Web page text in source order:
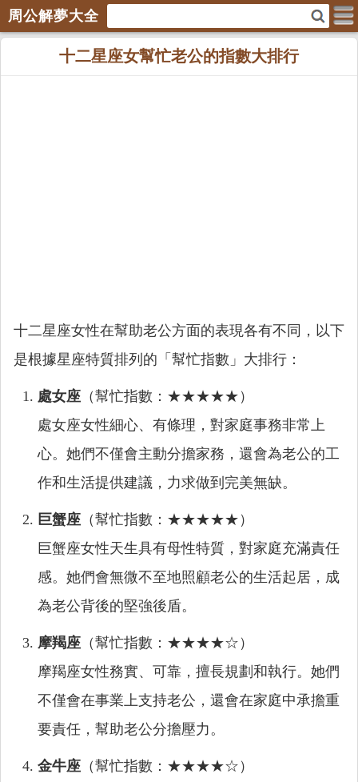
周公解夢大全
十二星座女幫忙老公的指數大排行
十二星座女性在幫助老公方面的表現各有不同，以下
是根據星座特質排列的「幫忙指數」大排行：
處女座 （幫忙指數：★★★★★）
處女座女性細心、有條理，對家庭事務非常上
心。她們不僅會主動分擔家務，還會為老公的工
作和生活提供建議，力求做到完美無缺。
巨蟹座 （幫忙指數：★★★★★）
巨蟹座女性天生具有母性特質，對家庭充滿責任
感。她們會無微不至地照顧老公的生活起居，成
為老公背後的堅強後盾。
摩羯座 （幫忙指數：★★★★☆）
摩羯座女性務實、可靠，擅長規劃和執行。她們
不僅會在事業上支持老公，還會在家庭中承擔重
要責任，幫助老公分擔壓力。
金牛座 （幫忙指數：★★★★☆）